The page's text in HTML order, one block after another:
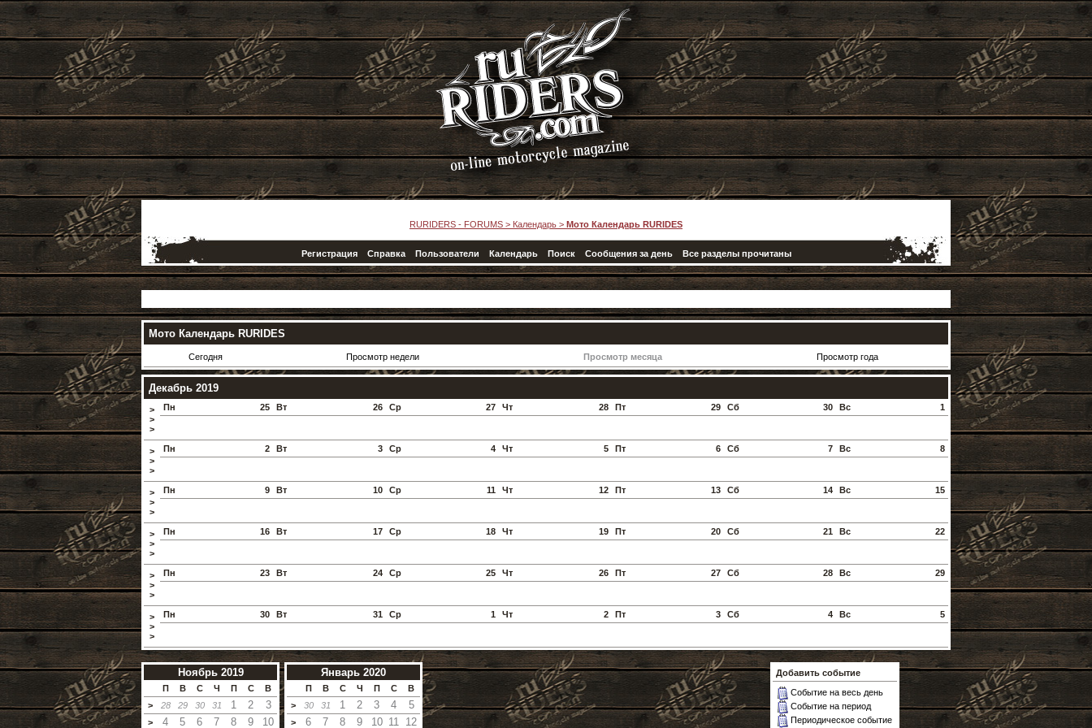
RURIDERS - FORUMS > Календарь > Мото Календарь RURIDES
Регистрация Справка Пользователи Календарь Поиск Сообщения за день Все разделы прочитаны
Мото Календарь RURIDES
Сегодня Просмотр недели Просмотр месяца Просмотр года
Декабрь 2019
>
>
>
25
Пн 26
Вт 27
Ср 28
Чт 29
Пт 30
Сб 1
Вс
>
>
>
2
Пн 3
Вт 4
Ср 5
Чт 6
Пт 7
Сб 8
Вс
>
>
>
9
Пн 10
Вт 11
Ср 12
Чт 13
Пт 14
Сб 15
Вс
>
>
>
16
Пн 17
Вт 18
Ср 19
Чт 20
Пт 21
Сб 22
Вс
>
>
>
23
Пн 24
Вт 25
Ср 26
Чт 27
Пт 28
Сб 29
Вс
>
>
>
30
Пн 31
Вт 1
Ср 2
Чт 3
Пт 4
Сб 5
Вс
Ноябрь 2019
П В С Ч П С
В
>
28 29 30 31 1 2 3
> 4 5 6 7 8 9 10
Январь 2020
П В С Ч П С
В
>
30 31 1 2 3 4 5
> 6 7 8 9 10 11 12
Добавить событие
Событие на весь день
Событие на период
Периодическое событие